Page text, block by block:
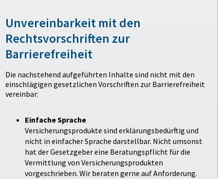
Unvereinbarkeit mit den
Rechtsvorschriften zur
Barrierefreiheit
Die nachstehend aufgeführten Inhalte sind nicht mit den
einschlägigen gesetzlichen Vorschriften zur Barrierefreiheit
vereinbar:
Einfache Sprache
Versicherungsprodukte sind erklärungsbedürftig und
nicht in einfacher Sprache darstellbar. Nicht umsonst
hat der Gesetzgeber eine Beratungspflicht für die
Vermittlung von Versicherungsprodukten
vorgeschrieben. Wir beraten gerne auf Anforderung.